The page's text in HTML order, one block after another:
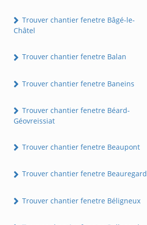
Trouver chantier fenetre Bâgé-le-
Châtel
Trouver chantier fenetre Balan
Trouver chantier fenetre Baneins
Trouver chantier fenetre Béard-
Géovreissiat
Trouver chantier fenetre Beaupont
Trouver chantier fenetre Beauregard
Trouver chantier fenetre Béligneux